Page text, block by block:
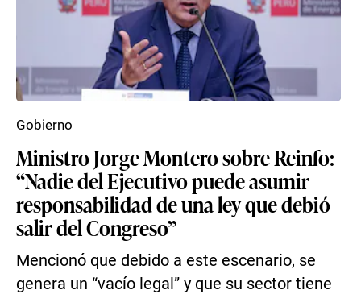
Ministro Jorge Montero sobre Reinfo:
“Nadie del Ejecutivo puede asumir
responsabilidad de una ley que debió
salir del Congreso”
Mencionó que debido a este escenario, se
genera un “vacío legal” y que su sector tiene
Gobierno